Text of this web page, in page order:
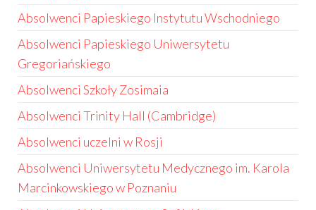
Absolwenci Papieskiego Instytutu Wschodniego
Absolwenci Papieskiego Uniwersytetu
Gregoriańskiego
Absolwenci Szkoły Zosimaia
Absolwenci Trinity Hall (Cambridge)
Absolwenci uczelni w Rosji
Absolwenci Uniwersytetu Medycznego im. Karola
Marcinkowskiego w Poznaniu